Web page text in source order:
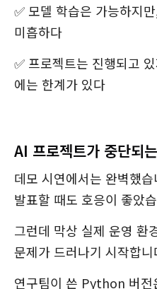
✅ 모델 학습은 가능하지
미흡하다
✅ 프로젝트는 진행되고
에는 한계가 있다
AI 프로젝트가 중단되
데모 시연에서는 완벽했
발표할 때도 호응이 좋았
그런데 막상 실제 운영 환
문제가 드러나기 시작합니
연구팀이 쓴 Python 버전